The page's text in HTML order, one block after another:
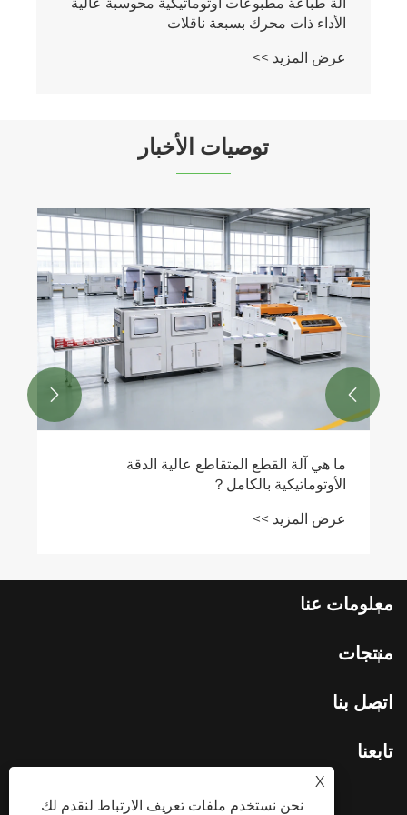
الأداء ذات محرك بسبعة ناقلات
عرض المزيد >>
توصيات الأخبار
ما هي آلة القطع المتقاطع عالية الدقة
الأوتوماتيكية بالكامل？
عرض المزيد >>


معلومات عنا
منتجات
اتصل بنا
تابعنا
X
نحن نستخدم ملفات تعريف الارتباط لنقدم لك